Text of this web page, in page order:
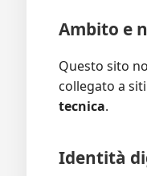
Ambito e
Questo sito
collegato a
tecnica.
Identità